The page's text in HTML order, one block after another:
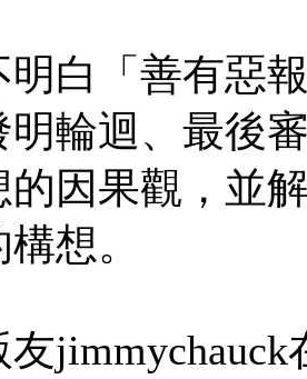
明白「善有惡
明輪迴、最後
的因果觀，並
想。
友jimmychauck